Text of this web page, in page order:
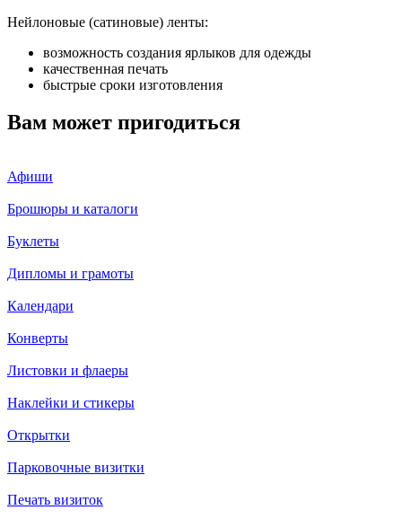
Нейлоновые (сатиновые) ленты:
возможность создания ярлыков для одежды
качественная печать
быстрые сроки изготовления
Вам может пригодиться
Афиши
Брошюры и каталоги
Буклеты
Дипломы и грамоты
Календари
Конверты
Листовки и флаеры
Наклейки и стикеры
Открытки
Парковочные визитки
Печать визиток